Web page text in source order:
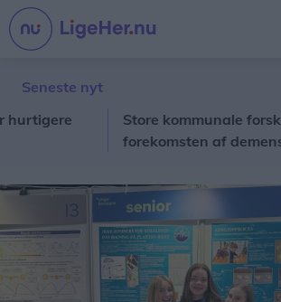
Seneste nyt
Store kommunale forskelle i
forekomsten af demens i